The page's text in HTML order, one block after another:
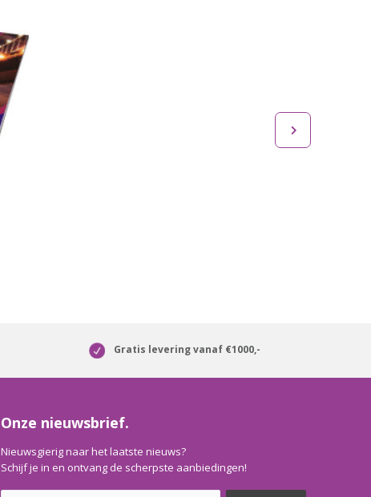
Gratis levering vanaf €1000,-
Onze nieuwsbrief.
Nieuwsgierig naar het laatste nieuws?
Schijf je in en ontvang de scherpste aanbiedingen!